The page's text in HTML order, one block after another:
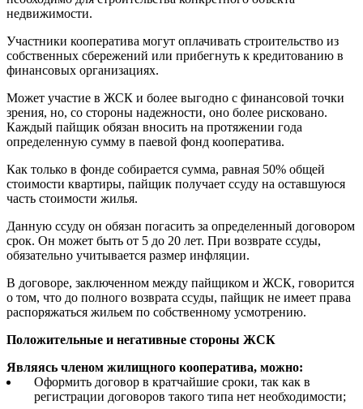
недвижимости.
Участники кооператива могут оплачивать строительство из
собственных сбережений или прибегнуть к кредитованию в
финансовых организациях.
Может участие в ЖСК и более выгодно с финансовой точки
зрения, но, со стороны надежности, оно более рисковано.
Каждый пайщик обязан вносить на протяжении года
определенную сумму в паевой фонд кооператива.
Как только в фонде собирается сумма, равная 50% общей
стоимости квартиры, пайщик получает ссуду на оставшуюся
часть стоимости жилья.
Данную ссуду он обязан погасить за определенный договором
срок. Он может быть от 5 до 20 лет. При возврате ссуды,
обязательно учитывается размер инфляции.
В договоре, заключенном между пайщиком и ЖСК, говорится
о том, что до полного возврата ссуды, пайщик не имеет права
распоряжаться жильем по собственному усмотрению.
Положительные и негативные стороны ЖСК
Являясь членом жилищного кооператива, можно:
Оформить договор в кратчайшие сроки, так как в
регистрации договоров такого типа нет необходимости;